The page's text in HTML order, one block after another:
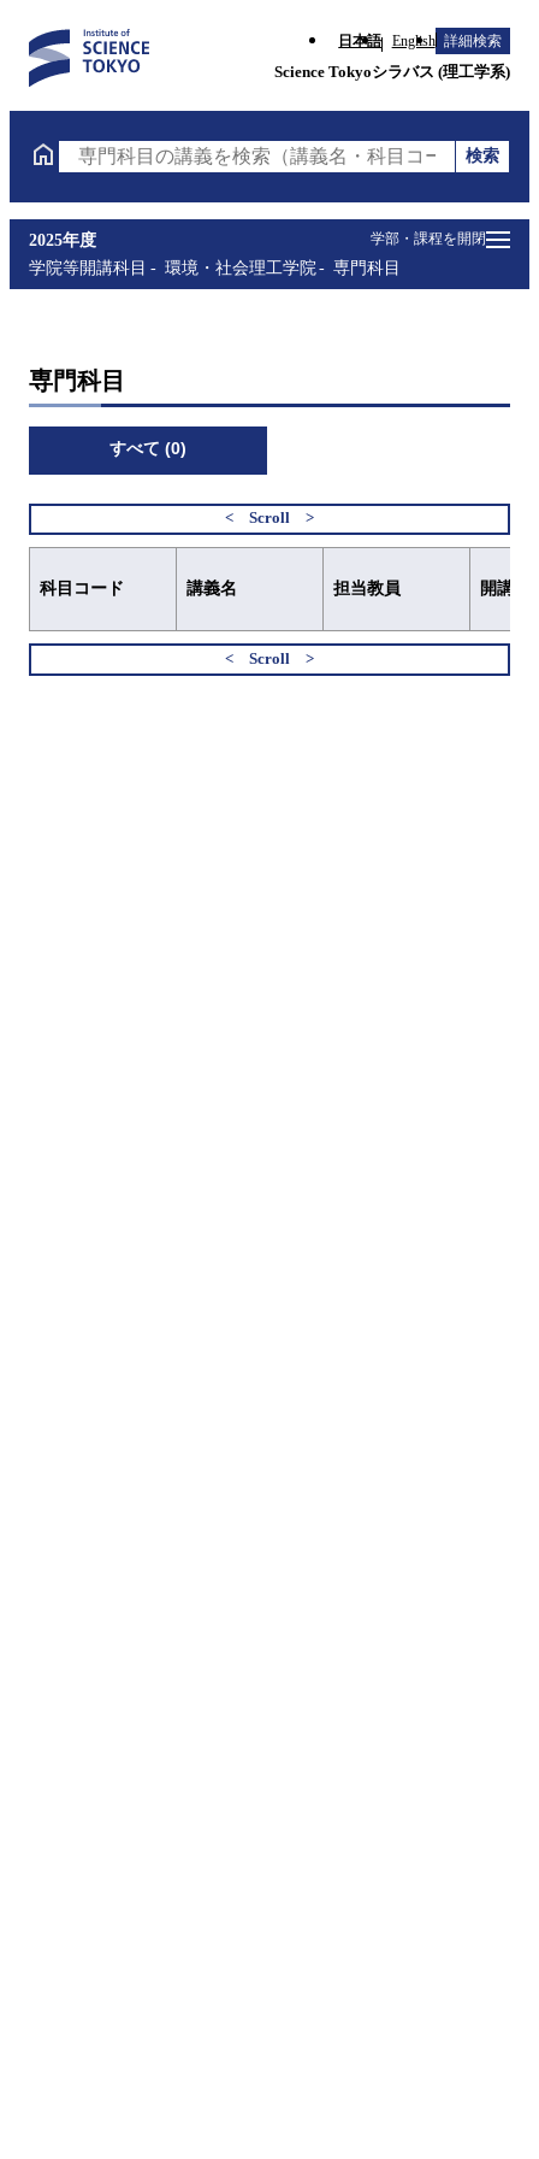
日本語 English 詳細検索
Science Tokyoシラバス (理工学系)
専門科目の講義を検索（講義名・科目コード・担当教
検索
学部・課程を開閉
2025年度
学院等開講科目
環境・社会理工学院 専門科目
専門科目
すべて (0)
科目コード 講義名 担当教員 開講元